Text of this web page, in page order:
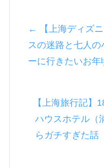
← 【上海ディズ
スの迷路と七人
ーに行きたいお年
【上海旅行記】
ハウスホテル（‪
らガチすぎた話